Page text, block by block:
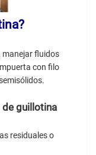
manejar fluidos
con filo
de guillotina
residuales o